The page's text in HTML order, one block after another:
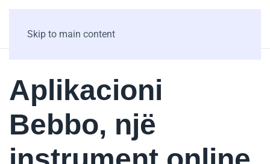
Skip to main content
Aplikacioni
Bebbo, një